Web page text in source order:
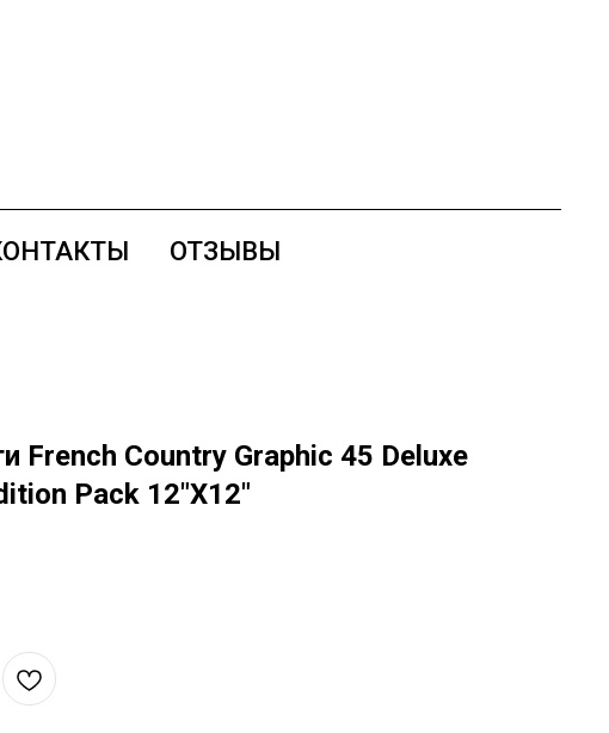
ОТЗЫВЫ
French Country Graphic 45 Deluxe
Pack 12"X12"